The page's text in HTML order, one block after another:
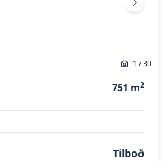
Næsta
1 /30
751 m2
Tilboð